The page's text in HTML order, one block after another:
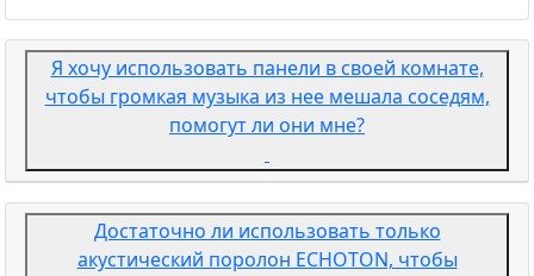
Я хочу использовать панели в своей комнате,
чтобы громкая музыка из нее мешала соседям,
помогут ли они мне?
Достаточно ли использовать только
акустический поролон ECHOTON, чтобы